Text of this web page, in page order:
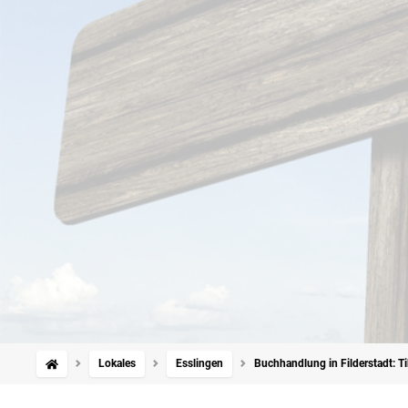
Lokales Esslingen Buchhandlung in Filderstadt: